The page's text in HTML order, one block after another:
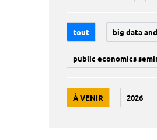
tout big data
public economics
À VENIR 2026